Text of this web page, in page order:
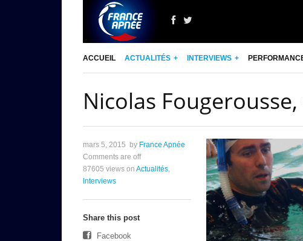
ACCUEIL ACTUALITÉS INTERVIEWS
Nicolas
mars 5, 2015 by France Apnée
Comments are off
87605 views on Actualités,
Interviews
Share this post
Facebook